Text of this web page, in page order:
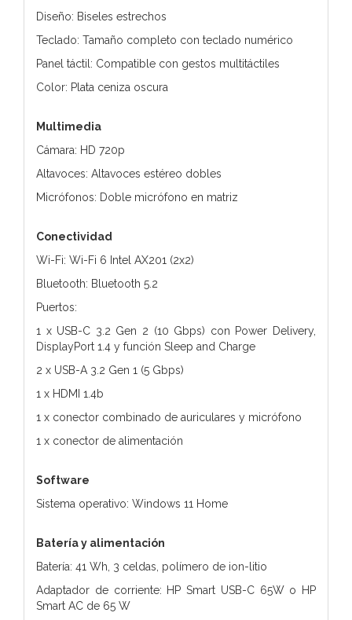
Diseño: Biseles estrechos
Teclado: Tamaño completo con teclado numérico
Panel táctil: Compatible con gestos multitáctiles
Color: Plata ceniza oscura
Multimedia
Cámara: HD 720p
Altavoces: Altavoces estéreo dobles
Micrófonos: Doble micrófono en matriz
Conectividad
Wi-Fi: Wi-Fi 6 Intel AX201 (2x2)
Bluetooth: Bluetooth 5.2
Puertos:
1 x USB-C 3.2 Gen 2 (10 Gbps) con Power Delivery,
DisplayPort 1.4 y función Sleep and Charge
2 x USB-A 3.2 Gen 1 (5 Gbps)
1 x HDMI 1.4b
1 x conector combinado de auriculares y micrófono
1 x conector de alimentación
Software
Sistema operativo: Windows 11 Home
Batería y alimentación
Batería: 41 Wh, 3 celdas, polímero de ion-litio
Adaptador de corriente: HP Smart USB-C 65W o HP
Smart AC de 65 W